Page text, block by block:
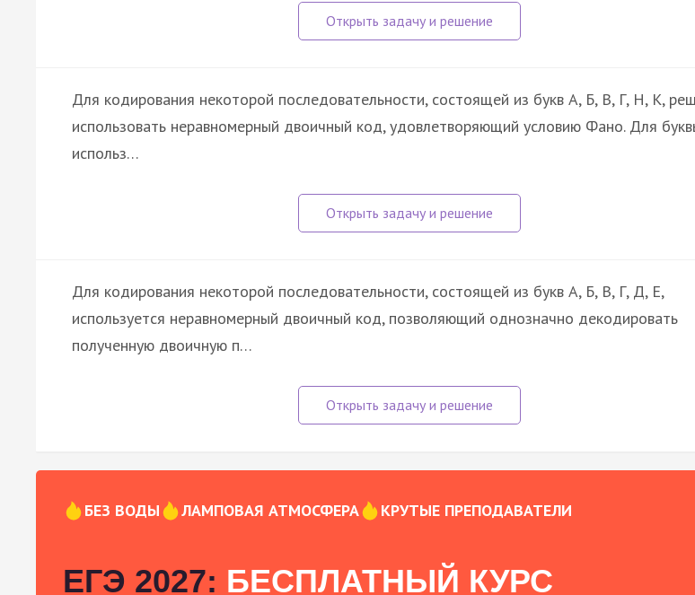
Для кодирования некоторой последовательности, состоящей из букв А, Б, В, Г, Н, К,
использовать неравномерный двоичный код, удовлетворяющий условию Фано. Для
использ…
Для кодирования некоторой последовательности, состоящей из букв А, Б, В, Г, Д, Е,
используется неравномерный двоичный код, позволяющий однозначно декодировать
полученную двоичную п…
БЕЗ ВОДЫ ЛАМПОВАЯ АТМОСФЕРА КРУТЫЕ ПРЕПОДАВАТЕЛИ
ЕГЭ 2027: БЕСПЛАТНЫЙ КУРС